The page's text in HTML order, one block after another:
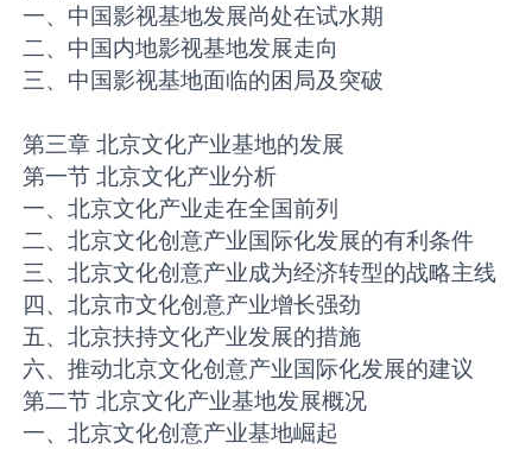
一、中国影视基地发展尚处在试水期
二、中国内地影视基地发展走向
三、中国影视基地面临的困局及突破
第三章 北京文化产业基地的发展
第一节 北京文化产业分析
一、北京文化产业走在全国前列
二、北京文化创意产业国际化发展的有利条件
三、北京文化创意产业成为经济转型的战略主线
四、北京市文化创意产业增长强劲
五、北京扶持文化产业发展的措施
六、推动北京文化创意产业国际化发展的建议
第二节 北京文化产业基地发展概况
一、北京文化创意产业基地崛起